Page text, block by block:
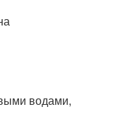
водами,